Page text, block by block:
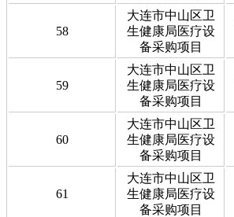
58
大连市中山区卫
生健康局医疗设
备采购项目
59
大连市中山区卫
生健康局医疗设
备采购项目
60
大连市中山区卫
生健康局医疗设
备采购项目
61
大连市中山区卫
生健康局医疗设
备采购项目